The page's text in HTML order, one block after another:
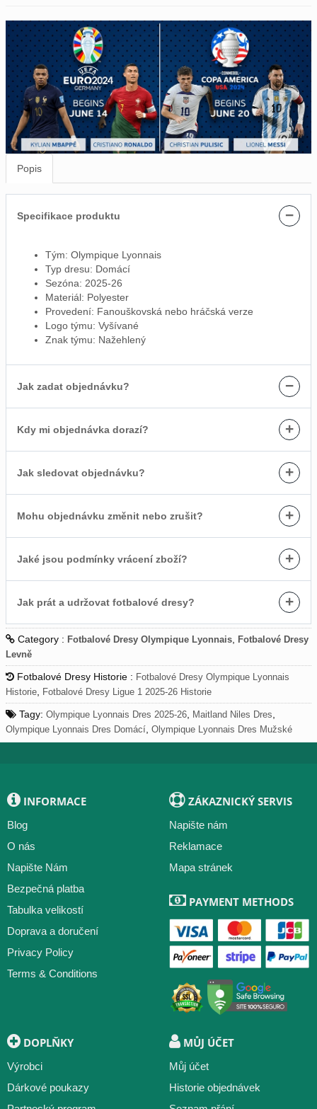
Popis
Specifikace produktu −
Tým: Olympique Lyonnais
Typ dresu: Domácí
Sezóna: 2025-26
Materiál: Polyester
Provedení: Fanouškovská nebo hráčská verze
Logo týmu: Vyšívané
Znak týmu: Nažehlený
Jak zadat objednávku? −
Kdy mi objednávka dorazí? +
Jak sledovat objednávku? +
Mohu objednávku změnit nebo zrušit? +
Jaké jsou podmínky vrácení zboží? +
Jak prát a udržovat fotbalové dresy? +
Category : Fotbalové Dresy Olympique Lyonnais, Fotbalové Dresy
Levně
Fotbalové Dresy Historie : Fotbalové Dresy Olympique Lyonnais
Historie, Fotbalové Dresy Ligue 1 2025-26 Historie
Tagy: Olympique Lyonnais Dres 2025-26, Maitland Niles Dres,
Olympique Lyonnais Dres Domácí, Olympique Lyonnais Dres Mužské
INFORMACE
Blog
O nás
Napište Nám
Bezpečná platba
Tabulka velikostí
Doprava a doručení
Privacy Policy
Terms & Conditions
ZÁKAZNICKÝ SERVIS
Napište nám
Reklamace
Mapa stránek
PAYMENT METHODS
DOPLŇKY
Výrobci
Dárkové poukazy
MŮJ ÚČET
Můj účet
Historie objednávek